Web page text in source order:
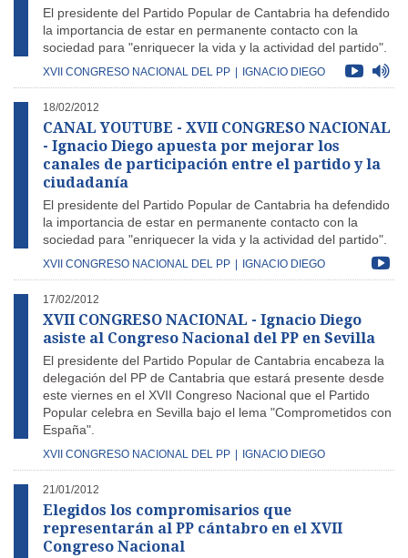
El presidente del Partido Popular de Cantabria ha defendido
la importancia de estar en permanente contacto con la
sociedad para "enriquecer la vida y la actividad del partido".
XVII CONGRESO NACIONAL DEL PP IGNACIO DIEGO
18/02/2012
CANAL YOUTUBE - XVII CONGRESO NACIONAL
- Ignacio Diego apuesta por mejorar los
canales de participación entre el partido y la
ciudadanía
El presidente del Partido Popular de Cantabria ha defendido
la importancia de estar en permanente contacto con la
sociedad para "enriquecer la vida y la actividad del partido".
XVII CONGRESO NACIONAL DEL PP IGNACIO DIEGO
17/02/2012
XVII CONGRESO NACIONAL - Ignacio Diego
asiste al Congreso Nacional del PP en Sevilla
El presidente del Partido Popular de Cantabria encabeza la
delegación del PP de Cantabria que estará presente desde
este viernes en el XVII Congreso Nacional que el Partido
Popular celebra en Sevilla bajo el lema "Comprometidos con
España".
XVII CONGRESO NACIONAL DEL PP IGNACIO DIEGO
21/01/2012
Elegidos los compromisarios que
representarán al PP cántabro en el XVII
Congreso Nacional